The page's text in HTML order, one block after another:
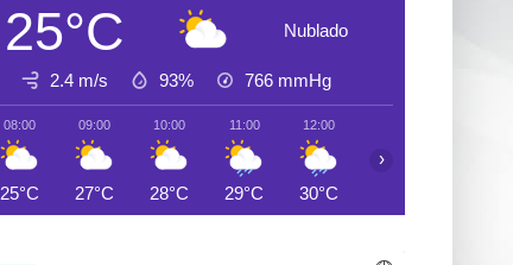
25°C Nublado
2.4 m/s 93% 766 mmHg
08:00
25°C
09:00
27°C
10:00
28°C
11:00
29°C
12:00
30°C
›